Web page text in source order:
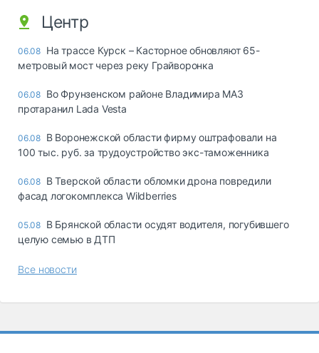
Центр
06.08 На трассе Курск – Касторное обновляют 65-
метровый мост через реку Грайворонка
06.08 Во Фрунзенском районе Владимира МАЗ
протаранил Lada Vesta
06.08 В Воронежской области фирму оштрафовали на
100 тыс. руб. за трудоустройство экс-таможенника
06.08 В Тверской области обломки дрона повредили
фасад логокомплекса Wildberries
05.08 В Брянской области осудят водителя, погубившего
целую семью в ДТП
Все новости